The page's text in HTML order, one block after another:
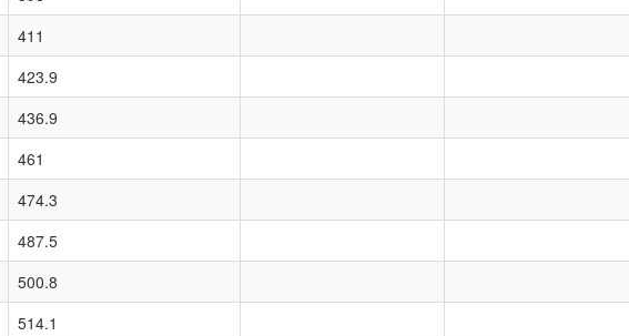
411
423.9
436.9
461
474.3
487.5
500.8
514.1